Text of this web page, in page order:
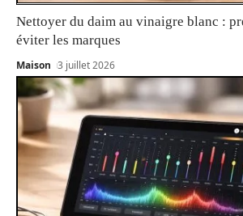
Nettoyer du daim au vinaigre blanc :
éviter les marques
Maison 3 juillet 2026